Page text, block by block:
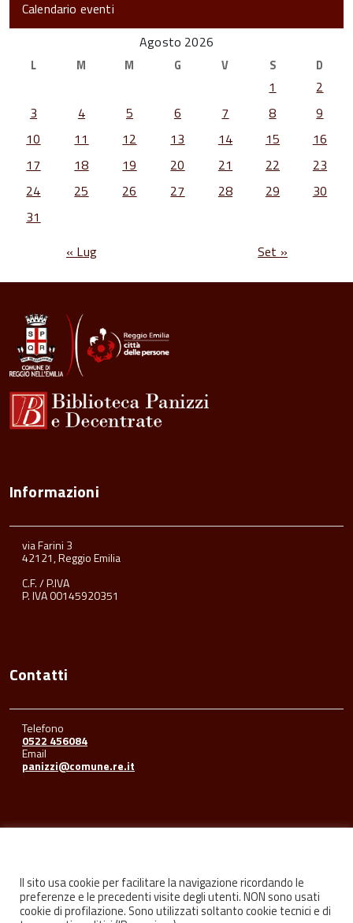
Calendario eventi
Agosto 2026
L M M G V S D
1
2
3
4 5 6 7 8
9
10
11 12 13 14 15
16
17
18 19 20 21 22
23
24
25 26 27 28 29
30
31
« Lug
Set »
Informazioni
via Farini 3
42121, Reggio Emilia
C.F. / P.IVA
P. IVA 00145920351
Contatti
Telefono
0522 456084
Email
panizzi@comune.re.it
FacebookYoutubeInstagram
Il sito usa cookie per facilitare la navigazione ricordando le
preferenze e le precedenti visite degli utenti. NON sono usati
cookie di profilazione. Sono utilizzati soltanto cookie tecnici e di